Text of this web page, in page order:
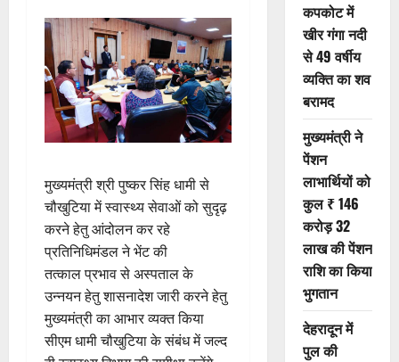
मुख्यमंत्री श्री पुष्कर सिंह धामी से
चौखुटिया में स्वास्थ्य सेवाओं को सुदृढ़
करने हेतु आंदोलन कर रहे
प्रतिनिधिमंडल ने भेंट की
तत्काल प्रभाव से अस्पताल के
उन्नयन हेतु शासनादेश जारी करने हेतु
मुख्यमंत्री का आभार व्यक्त किया
सीएम धामी चौखुटिया के संबंध में जल्द
कपकोट में
खीर गंगा नदी
से 49 वर्षीय
व्यक्ति का शव
बरामद
मुख्यमंत्री ने
पेंशन
लाभार्थियों को
कुल ₹ 146
करोड़ 32
लाख की पेंशन
राशि का किया
भुगतान
देहरादून में
पुल की